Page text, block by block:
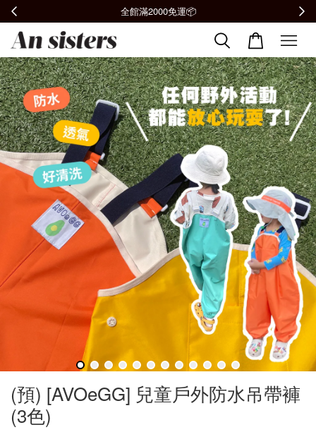
加入會員贈購物金100元
(預) [AVOeGG] 兒童戶外防水吊帶褲
(3色)